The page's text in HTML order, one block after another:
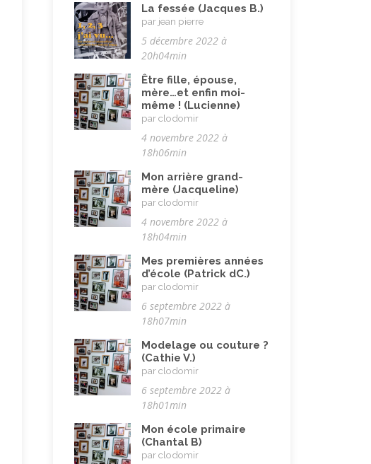
La fessée (Jacques B.)
par jean pierre
5 décembre 2022 à
20h04min
Être fille, épouse,
mère…et enfin moi-
même ! (Lucienne)
par clodomir
4 novembre 2022 à
18h06min
Mon arrière grand-
mère (Jacqueline)
par clodomir
4 novembre 2022 à
18h04min
Mes premières années
d’école (Patrick dC.)
par clodomir
6 septembre 2022 à
18h07min
Modelage ou couture ?
(Cathie V.)
par clodomir
6 septembre 2022 à
18h01min
Mon école primaire
(Chantal B)
par clodomir